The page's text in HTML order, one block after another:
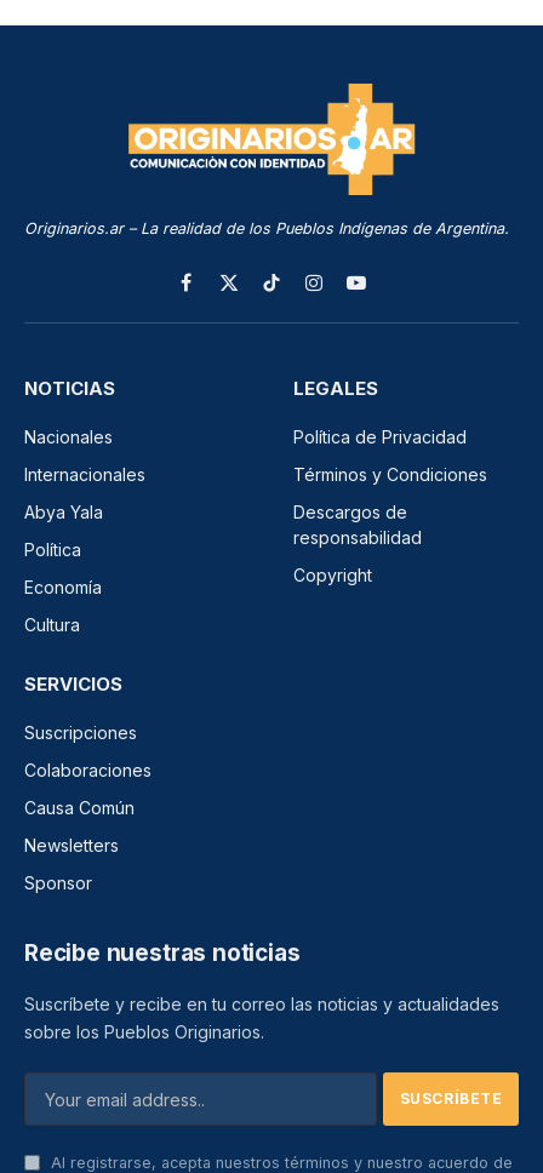
Originarios.ar – La realidad de los Pueblos Indígenas de Argentina.
Facebook
X
(Twitter)
TikTokInstagramYouTube
NOTICIAS
Nacionales
Internacionales
Abya Yala
Política
Economía
Cultura
LEGALES
Política de Privacidad
Términos y Condiciones
Descargos de
responsabilidad
Copyright
SERVICIOS
Suscripciones
Colaboraciones
Causa Común
Newsletters
Sponsor
Recibe nuestras noticias
Suscríbete y recibe en tu correo las noticias y actualidades
sobre los Pueblos Originarios.
Al registrarse, acepta nuestros términos y nuestro acuerdo de